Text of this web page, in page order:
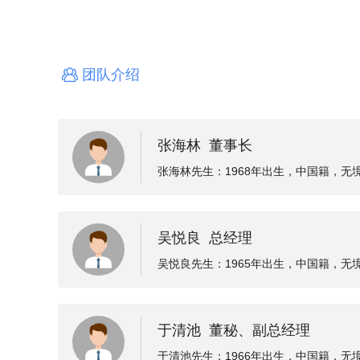
团队介绍
张海林 董事长
张海林先生：1968年出生，中国籍，无
02年创立公司前身三亚瑞泽混凝土配送
吴悦良 总经理
吴悦良先生：1965年出生，中国籍，无
副总经理，2006年至2009年任广州市
业有限公司营运总监，2012年11月入
于清池 董秘、副总经理
于清池先生：1966年出生，中国籍，无